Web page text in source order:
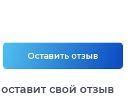
Оставить отзыв
свой отзыв